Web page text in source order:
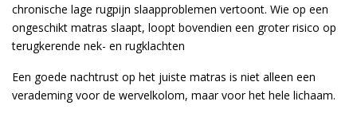
chronische lage rugpijn slaapproblemen vertoont. Wie op een
ongeschikt matras slaapt, loopt bovendien een groter risico op
terugkerende nek- en rugklachten
Een goede nachtrust op het juiste matras is niet alleen een
verademing voor de wervelkolom, maar voor het hele lichaam.